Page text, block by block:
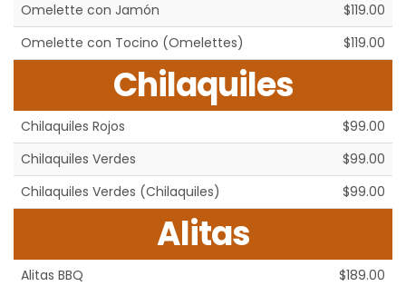
Omelette con Jamón
$119.00
Omelette con Tocino (Omelettes)
$119.00
Chilaquiles
Chilaquiles Rojos
$99.00
Chilaquiles Verdes
$99.00
Chilaquiles Verdes (Chilaquiles)
$99.00
Alitas
Alitas BBQ
$189.00